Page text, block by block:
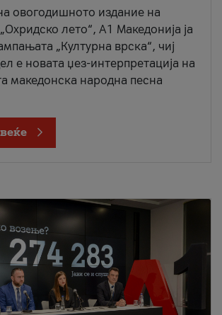
овогодишното издание на
лето“, А1 Македонија ја
„Културна врска“, чиј
е новата џез-интерпретација на
македонска народна песна